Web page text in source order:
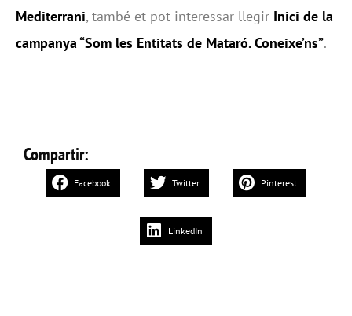
Mediterrani, també et pot interessar llegir Inici de la
campanya “Som les Entitats de Mataró. Coneixe’ns”.
Compartir:
Facebook Twitter Pinterest
LinkedIn